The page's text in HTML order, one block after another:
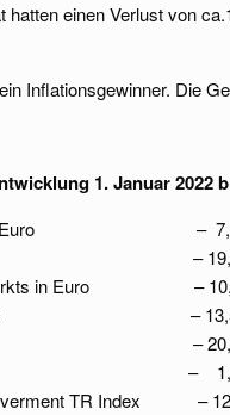
hatten einen Verlust von
Inflationsgewinner. Die
1. Januar 2022
50 in Euro – 7,9
– 19,5
Markts in Euro – 10,4
in Euro – 13,5
Dollar – 20,1
Dollar – 1,2
TR Index –